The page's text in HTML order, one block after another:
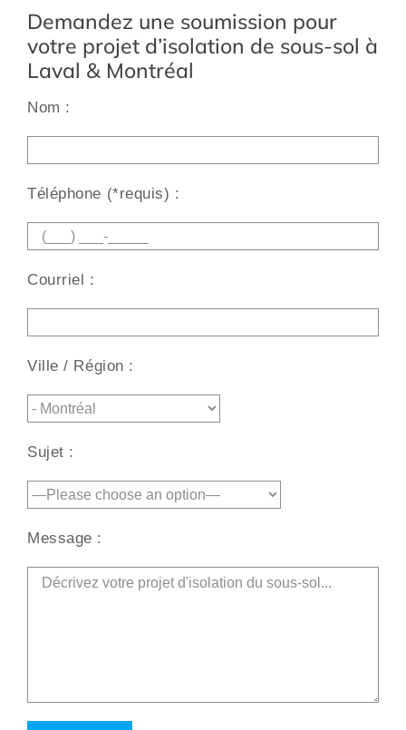
Demandez une soumission pour
votre projet d’isolation de sous-sol à
Laval & Montréal
Nom :
Téléphone (*requis) :
Courriel :
Ville / Région :
Sujet :
Message :